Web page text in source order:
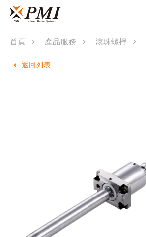
首頁 產品服務 滾珠螺桿
返回列表